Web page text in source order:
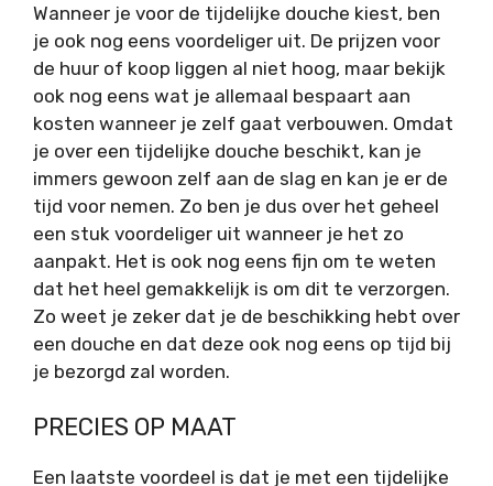
Wanneer je voor de tijdelijke douche kiest, ben
je ook nog eens voordeliger uit. De prijzen voor
de huur of koop liggen al niet hoog, maar bekijk
ook nog eens wat je allemaal bespaart aan
kosten wanneer je zelf gaat verbouwen. Omdat
je over een tijdelijke douche beschikt, kan je
immers gewoon zelf aan de slag en kan je er de
tijd voor nemen. Zo ben je dus over het geheel
een stuk voordeliger uit wanneer je het zo
aanpakt. Het is ook nog eens fijn om te weten
dat het heel gemakkelijk is om dit te verzorgen.
Zo weet je zeker dat je de beschikking hebt over
een douche en dat deze ook nog eens op tijd bij
je bezorgd zal worden.
PRECIES OP MAAT
Een laatste voordeel is dat je met een tijdelijke